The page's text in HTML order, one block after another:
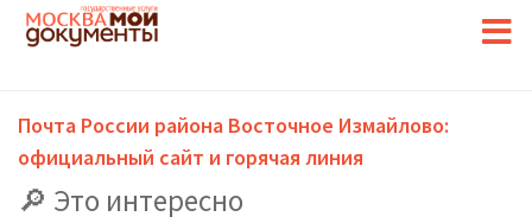
Почта России района Восточное Измайлово:
официальный сайт и горячая линия
Это интересно